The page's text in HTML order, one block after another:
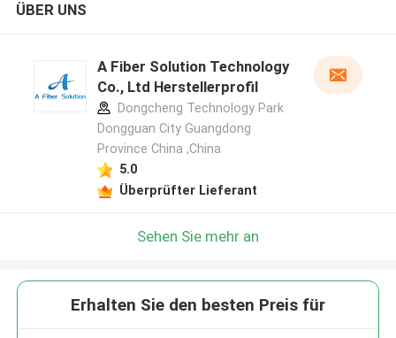
ÜBER UNS
A Fiber Solution Technology
Co., Ltd Herstellerprofil
Dongcheng Technology Park
Dongguan City Guangdong
Province China ,China
5.0
Überprüfter Lieferant
Sehen Sie mehr an
Erhalten Sie den besten Preis für